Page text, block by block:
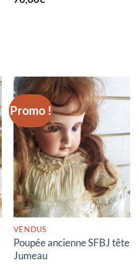
Promo !
RUPTURE DE STOCK
VENDUS
Poupée ancienne SFBJ tête
Jumeau